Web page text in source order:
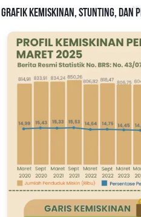
Grafik Kemiskinan, Stunting, dan